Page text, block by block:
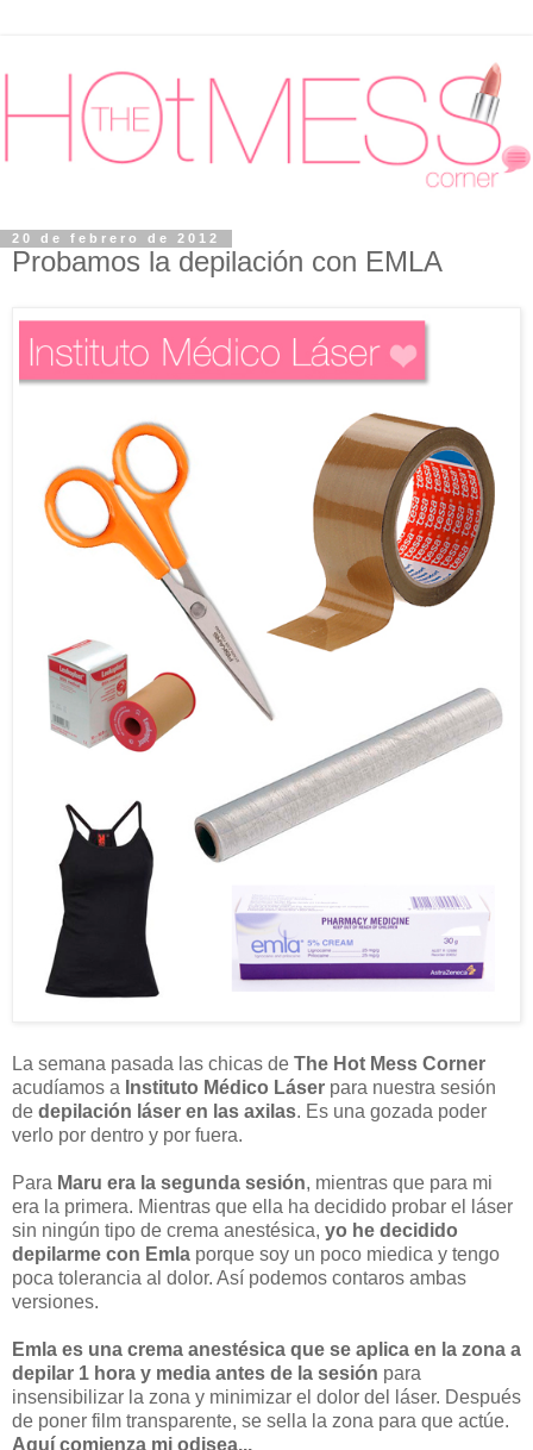
20 de febrero de 2012
Probamos la depilación con EMLA
La semana pasada las chicas de The Hot Mess Corner
acudíamos a Instituto Médico Láser para nuestra sesión
de depilación láser en las axilas. Es una gozada poder
verlo por dentro y por fuera.
Para Maru era la segunda sesión, mientras que para mi
era la primera. Mientras que ella ha decidido probar el láser
sin ningún tipo de crema anestésica, yo he decidido
depilarme con Emla porque soy un poco miedica y tengo
poca tolerancia al dolor. Así podemos contaros ambas
versiones.
Emla es una crema anestésica que se aplica en la zona a
depilar 1 hora y media antes de la sesión para
insensibilizar la zona y minimizar el dolor del láser. Después
de poner film transparente, se sella la zona para que actúe.
Aquí comienza mi odisea...